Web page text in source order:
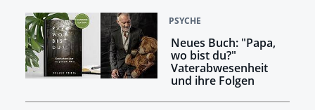
PSYCHE
Neues Buch: "Papa,
wo bist du?"
Vaterabwesenheit
und ihre Folgen